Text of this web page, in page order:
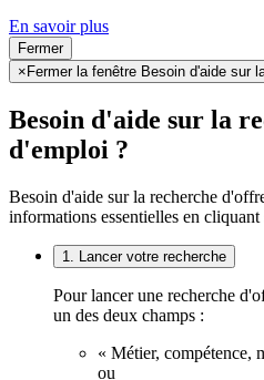
En savoir plus
Fermer
× Fermer la fenêtre Besoin d'aide sur
Besoin d'aide sur la
d'emploi ?
Besoin d'aide sur la recherche
informations essentielles en
1. Lancer votre recherche
Pour lancer une recherche
un des deux champs :
« Métier, compétence,
ou